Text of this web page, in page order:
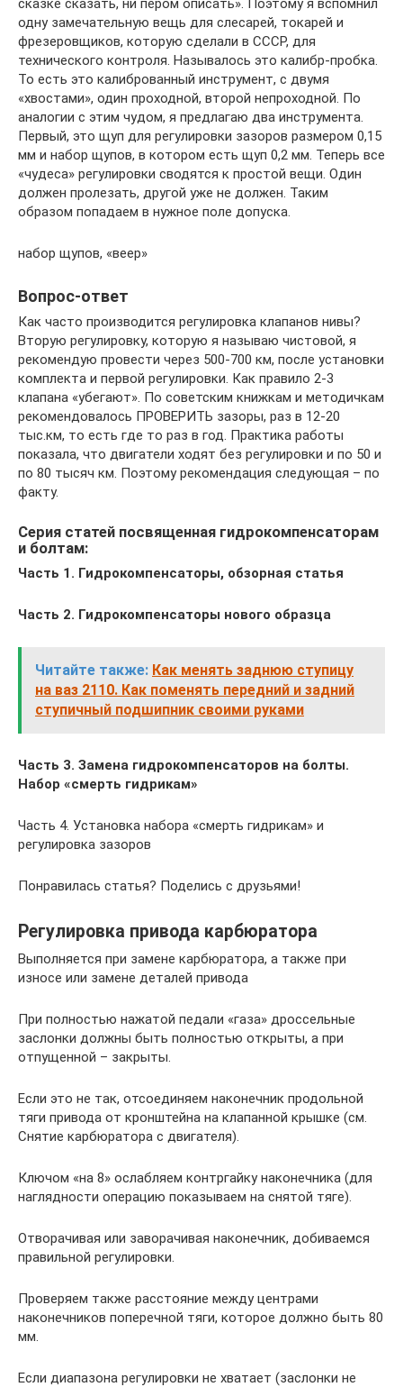
одну замечательную вещь для слесарей, токарей и
фрезеровщиков, которую сделали в СССР, для
технического контроля. Называлось это калибр-пробка.
То есть это калиброванный инструмент, с двумя
«хвостами», один проходной, второй непроходной. По
аналогии с этим чудом, я предлагаю два инструмента.
Первый, это щуп для регулировки зазоров размером 0,15
мм и набор щупов, в котором есть щуп 0,2 мм. Теперь все
«чудеса» регулировки сводятся к простой вещи. Один
должен пролезать, другой уже не должен. Таким
образом попадаем в нужное поле допуска.
набор щупов, «веер»
Вопрос-ответ
Как часто производится регулировка клапанов нивы?
Вторую регулировку, которую я называю чистовой, я
рекомендую провести через 500-700 км, после установки
комплекта и первой регулировки. Как правило 2-3
клапана «убегают». По советским книжкам и методичкам
рекомендовалось ПРОВЕРИТЬ зазоры, раз в 12-20
тыс.км, то есть где то раз в год. Практика работы
показала, что двигатели ходят без регулировки и по 50 и
по 80 тысяч км. Поэтому рекомендация следующая – по
факту.
Серия статей посвященная гидрокомпенсаторам
и болтам:
Часть 1. Гидрокомпенсаторы, обзорная статья
Часть 2. Гидрокомпенсаторы нового образца
Читайте также: Как менять заднюю ступицу
на ваз 2110. Как поменять передний и задний
ступичный подшипник своими руками
Часть 3. Замена гидрокомпенсаторов на болты.
Набор «смерть гидрикам»
Часть 4. Установка набора «смерть гидрикам» и
регулировка зазоров
Понравилась статья? Поделись с друзьями!
Регулировка привода карбюратора
Выполняется при замене карбюратора, а также при
износе или замене деталей привода
При полностью нажатой педали «газа» дроссельные
заслонки должны быть полностью открыты, а при
отпущенной – закрыты.
Если это не так, отсоединяем наконечник продольной
тяги привода от кронштейна на клапанной крышке (см.
Снятие карбюратора с двигателя).
Ключом «на 8» ослабляем контргайку наконечника (для
наглядности операцию показываем на снятой тяге).
Отворачивая или заворачивая наконечник, добиваемся
правильной регулировки.
Проверяем также расстояние между центрами
наконечников поперечной тяги, которое должно быть 80
мм.
Если диапазона регулировки не хватает (заслонки не